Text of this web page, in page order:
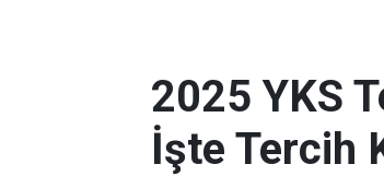
2025 YKS
İşte Tercih